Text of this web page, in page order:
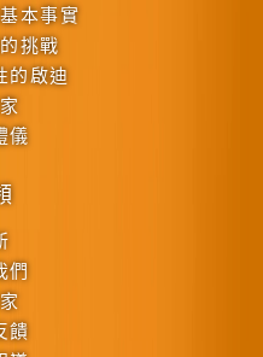
本事實
挑戰
的啟迪
儀
們
饋